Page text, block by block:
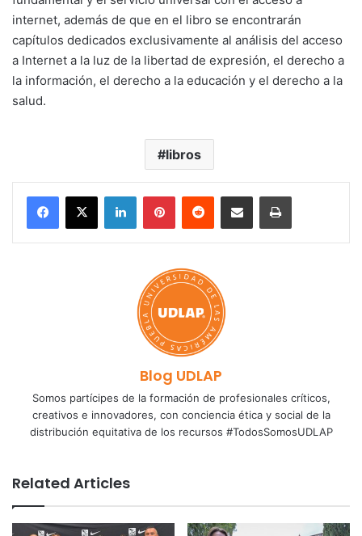
internet, además de que en el libro se encontrarán
capítulos dedicados exclusivamente al análisis del acceso
a Internet a la luz de la libertad de expresión, el derecho a
la información, el derecho a la educación y el derecho a la
salud.
libros
LinkedInPinterestReddit Share via Email Print
Blog UDLAP
Somos partícipes de la formación de profesionales críticos,
creativos e innovadores, con conciencia ética y social de la
distribución equitativa de los recursos #TodosSomosUDLAP
Related Articles